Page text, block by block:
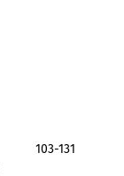
103-131